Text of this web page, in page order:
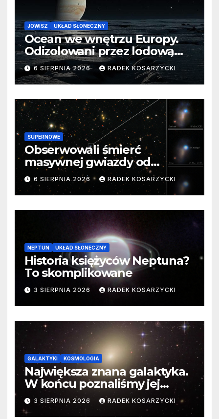
JOWISZ UKŁAD SŁONECZNY
Ocean we wnętrzu Europy.
Odizolowani przez lodową
barierę
6 SIERPNIA 2026 RADEK KOSARZYCKI
SUPERNOWE
Obserwowali śmierć
masywnej gwiazdy od
samego początku. Niezwykle
cenne dane
6 SIERPNIA 2026 RADEK KOSARZYCKI
NEPTUN UKŁAD SŁONECZNY
Historia księżyców Neptuna?
To skomplikowane
3 SIERPNIA 2026 RADEK KOSARZYCKI
GALAKTYKI KOSMOLOGIA
Największa znana galaktyka.
W końcu poznaliśmy jej
faktyczne wymiary
3 SIERPNIA 2026 RADEK KOSARZYCKI